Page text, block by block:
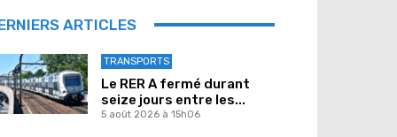
ARTICLES
TRANSPORTS
Le RER A fermé durant
seize jours entre les...
5 août 2026 à 15h06